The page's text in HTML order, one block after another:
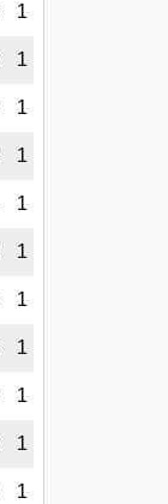
1
1
1
1
1
1
1
1
1
1
1